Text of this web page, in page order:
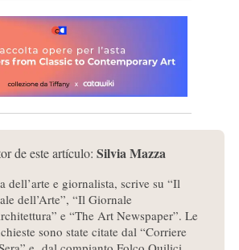
de este artículo: Silvia Mazza
dell’arte e giornalista, scrive su “Il
dell’Arte”, “Il Giornale
e “The Art Newspaper”. Le
sono state citate dal “Corriere